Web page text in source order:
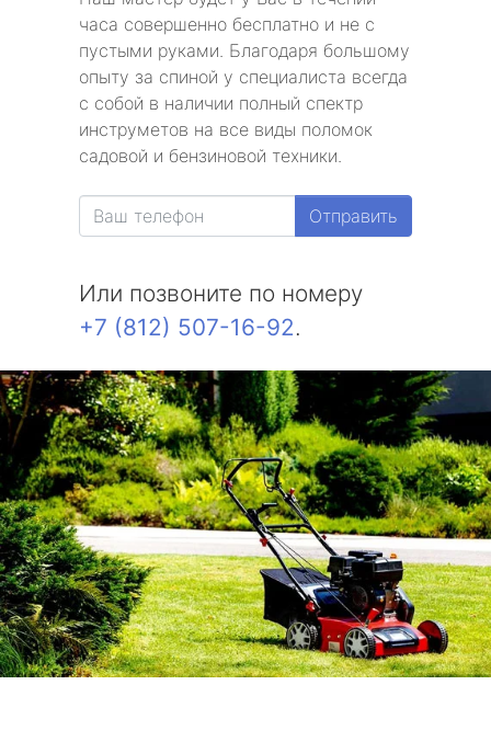
часа совершенно бесплатно и не с
пустыми руками. Благодаря большому
опыту за спиной у специалиста всегда
с собой в наличии полный спектр
инструметов на все виды поломок
садовой и бензиновой техники.
Отправить
Или позвоните по номеру
+7 (812) 507-16-92.